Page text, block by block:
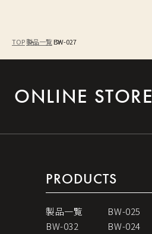
TOP製品一覧BW-027
ONLINE STORE
PRODUCTS
製品一覧
BW-032
BW-025
BW-024